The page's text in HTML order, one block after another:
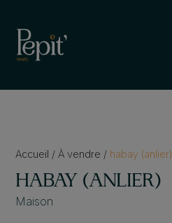
Accueil / À vendre / habay (anlier)
HABAY (ANLIER)
Maison